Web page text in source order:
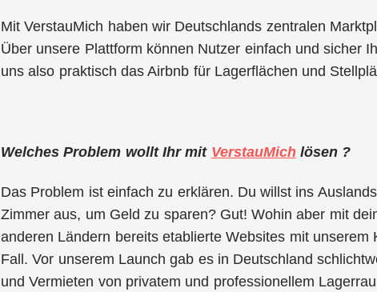
Mit VerstauMich haben wir Deutschlands zentralen
Über unsere Plattform können Nutzer einfach und sicher
uns also praktisch das Airbnb für Lagerflächen und
Welches Problem wollt Ihr mit VerstauMichlösen ?
Das Problem ist einfach zu erklären. Du willst ins
Zimmer aus, um Geld zu sparen? Gut! Wohin aber mit
anderen Ländern bereits etablierte Websites mit
Fall. Vor unserem Launch gab es in Deutschland
und Vermieten von privatem und professionellem